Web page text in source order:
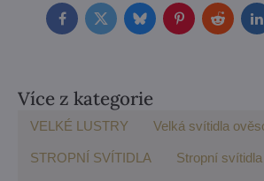
FacebookTwitterBlueskyPinterestReddit
Více z kategorie
VELKÉ LUSTRY Velká svítidla
STROPNÍ SVÍTIDLA Stropní